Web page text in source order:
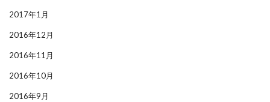
2017年1月
2016年12月
2016年11月
2016年10月
2016年9月